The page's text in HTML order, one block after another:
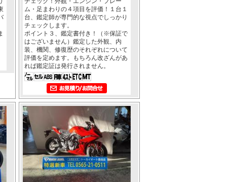
ム・足まわりの４項目を評価！１台１
台、鑑定師が専門的な視点でしっかり
チェックします。
ポイント３、鑑定書付き！（※保証で
はございません）鑑定した外観、内
装、機関、修復歴のそれぞれについて
評価を定めます。もちろん改ざんがあ
れば鑑定証は発行されません。